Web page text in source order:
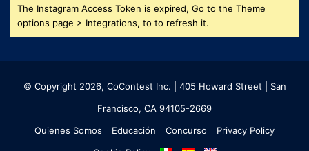
The Instagram Access Token is expired, Go to the Theme
options page > Integrations, to to refresh it.
© Copyright 2026, CoContest Inc. | 405 Howard Street | San
Francisco, CA 94105-2669
Quienes Somos
Educación Concurso
Privacy Policy